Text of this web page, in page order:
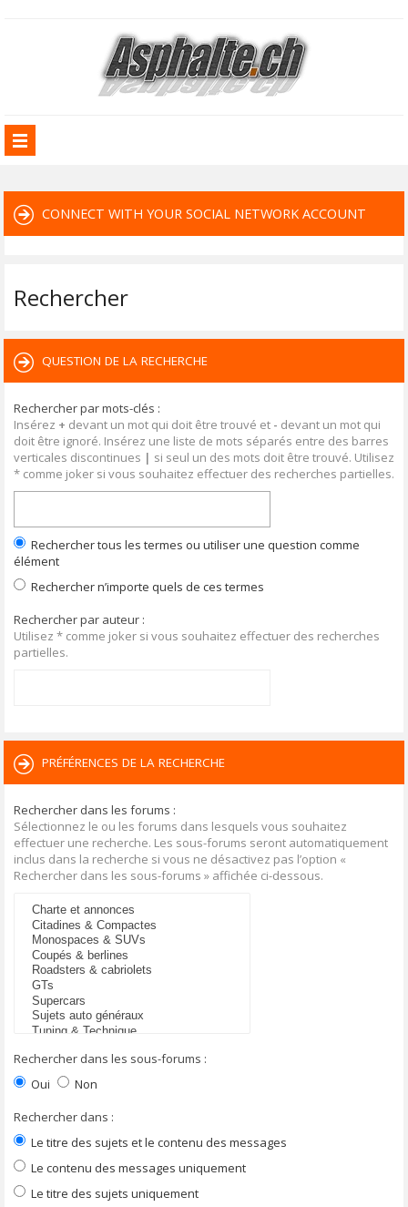
CONNECT WITH YOUR SOCIAL NETWORK ACCOUNT
Rechercher
QUESTION DE LA RECHERCHE
Rechercher par mots-clés :
Insérez + devant un mot qui doit être trouvé et - devant un mot qui
doit être ignoré. Insérez une liste de mots séparés entre des barres
verticales discontinues | si seul un des mots doit être trouvé. Utilisez
* comme joker si vous souhaitez effectuer des recherches partielles.
Rechercher tous les termes ou utiliser une question comme
élément
Rechercher n’importe quels de ces termes
Rechercher par auteur :
Utilisez * comme joker si vous souhaitez effectuer des recherches
partielles.
PRÉFÉRENCES DE LA RECHERCHE
Rechercher dans les forums :
Sélectionnez le ou les forums dans lesquels vous souhaitez
effectuer une recherche. Les sous-forums seront automatiquement
inclus dans la recherche si vous ne désactivez pas l’option «
Rechercher dans les sous-forums » affichée ci-dessous.
Rechercher dans les sous-forums :
Oui
Non
Rechercher dans :
Le titre des sujets et le contenu des messages
Le contenu des messages uniquement
Le titre des sujets uniquement